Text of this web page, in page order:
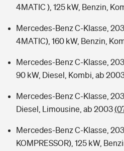
4MATIC ), 125 kW, Benzin,
Mercedes-Benz C-Klasse,
4MATIC), 160 kW, Benzin,
Mercedes-Benz C-Klasse,
90 kW, Diesel, Kombi, ab
Mercedes-Benz C-Klasse,
Diesel, Limousine, ab 2003
Mercedes-Benz C-Klasse,
KOMPRESSOR), 125 kW,